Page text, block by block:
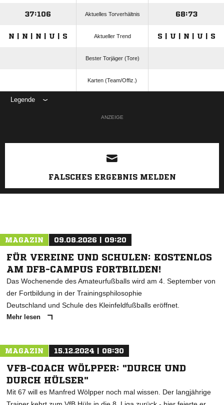
37:106 Aktuelles Torverhältnis 68:73
N | N | N | U | S Aktueller Trend S | U | N | U | S
Bester Torjäger (Tore)
Karten (Team/Offiz.)
Legende
ANZEIGE
FALSCHES ERGEBNIS MELDEN
MAGAZIN 09.08.2026 | 09:20
FÜR VEREINE UND SCHULEN: KOSTENLOS
AM DFB-CAMPUS FORTBILDEN!
Das Wochenende des Amateurfußballs wird am 4. September von
der Fortbildung in der Trainingsphilosophie
Deutschland und Schule des Kleinfeldfußballs eröffnet.
Mehr lesen
MAGAZIN 15.12.2024 | 08:30
VFB-COACH WÖLPPER: "DURCH UND
DURCH HÜLSER"
Mit 67 will es Manfred Wölpper noch mal wissen. Der langjährige